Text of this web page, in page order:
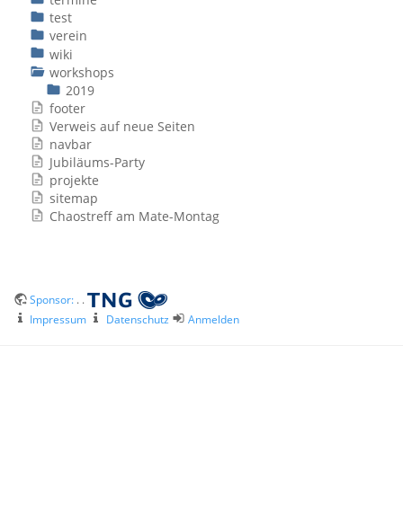
test
verein
wiki
workshops
2019
footer
Verweis auf neue Seiten
navbar
Jubiläums-Party
projekte
sitemap
Chaostreff am Mate-Montag
Sponsor: . .
Impressum
Datenschutz Anmelden